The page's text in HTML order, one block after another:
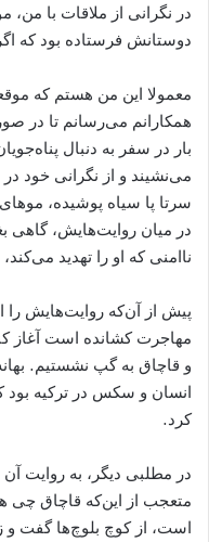
در نگرانی از ملاقات با من،
دوستانش فرستاده بود که
معمولا این من هستم که
همکارانم می‌رسانم تا در
بار در سفر به دنبال
می‌نشیند و از نگرانی خود
سرتا پا سیاه پوشیده،
در میان روایت‌هایش، گاهی
ناامنی که او را تهدید
پیش از آن‌که روایت‌هایش
مهاجرت کشانده است آغاز
و قاچاق به گپ نشستیم.
انسان و سکس در ترکیه بود
کرد.
در مطلبی دیگر، به روایت
متعجب از این‌که قاچاق چی
است، از کوچ بلوچ‌ها گفت و